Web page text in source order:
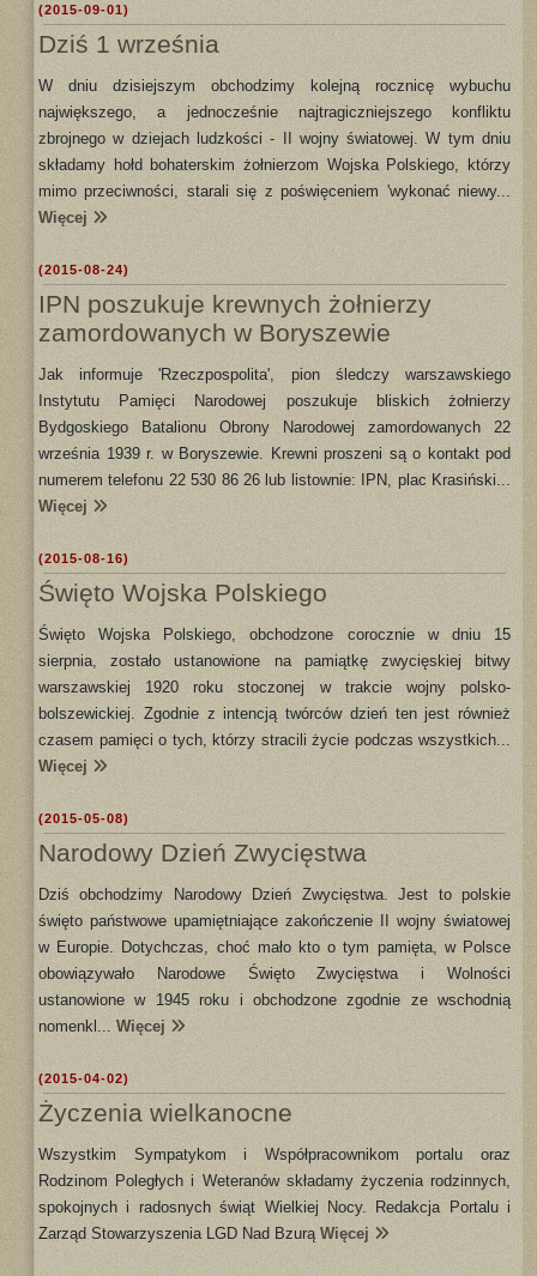
(2015-09-01)
Dziś 1 września
W dniu dzisiejszym obchodzimy kolejną rocznicę wybuchu
największego, a jednocześnie najtragiczniejszego konfliktu
zbrojnego w dziejach ludzkości - II wojny światowej. W tym dniu
składamy hołd bohaterskim żołnierzom Wojska Polskiego, którzy
mimo przeciwności, starali się z poświęceniem 'wykonać niewy...
Więcej
(2015-08-24)
IPN poszukuje krewnych żołnierzy
zamordowanych w Boryszewie
Jak informuje 'Rzeczpospolita', pion śledczy warszawskiego
Instytutu Pamięci Narodowej poszukuje bliskich żołnierzy
Bydgoskiego Batalionu Obrony Narodowej zamordowanych 22
września 1939 r. w Boryszewie. Krewni proszeni są o kontakt pod
numerem telefonu 22 530 86 26 lub listownie: IPN, plac Krasiński...
Więcej
(2015-08-16)
Święto Wojska Polskiego
Święto Wojska Polskiego, obchodzone corocznie w dniu 15
sierpnia, zostało ustanowione na pamiątkę zwycięskiej bitwy
warszawskiej 1920 roku stoczonej w trakcie wojny polsko-
bolszewickiej. Zgodnie z intencją twórców dzień ten jest również
czasem pamięci o tych, którzy stracili życie podczas wszystkich...
Więcej
(2015-05-08)
Narodowy Dzień Zwycięstwa
Dziś obchodzimy Narodowy Dzień Zwycięstwa. Jest to polskie
święto państwowe upamiętniające zakończenie II wojny światowej
w Europie. Dotychczas, choć mało kto o tym pamięta, w Polsce
obowiązywało Narodowe Święto Zwycięstwa i Wolności
ustanowione w 1945 roku i obchodzone zgodnie ze wschodnią
nomenkl... Więcej
(2015-04-02)
Życzenia wielkanocne
Wszystkim Sympatykom i Współpracownikom portalu oraz
Rodzinom Poległych i Weteranów składamy życzenia rodzinnych,
spokojnych i radosnych świąt Wielkiej Nocy. Redakcja Portalu i
Zarząd Stowarzyszenia LGD Nad Bzurą Więcej